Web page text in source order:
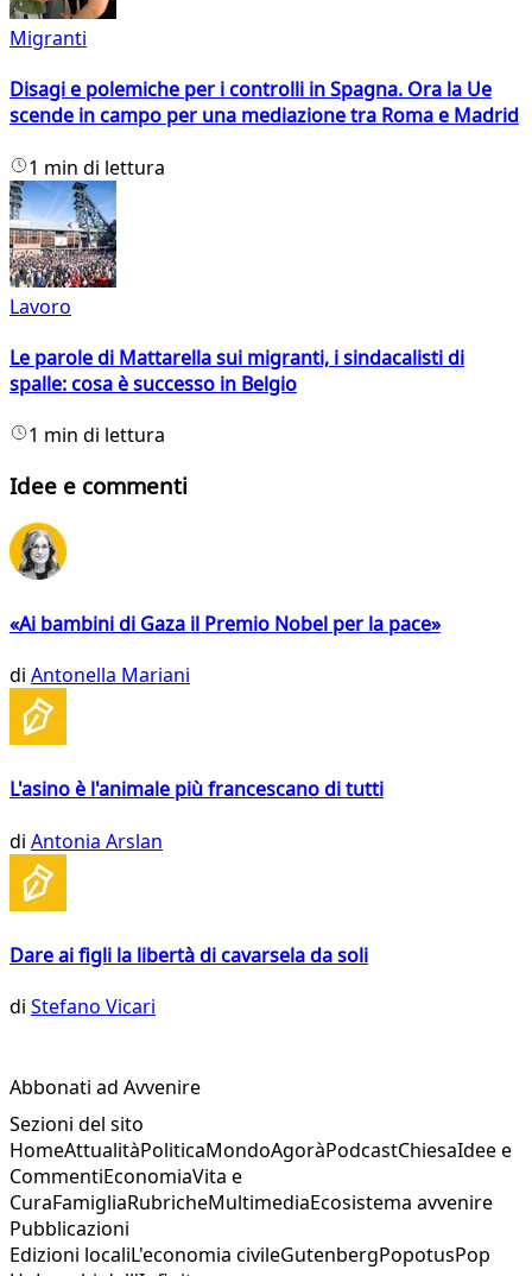
Migranti
Disagi e polemiche per i controlli in Spagna. Ora la Ue
scende in campo per una mediazione tra Roma e Madrid
1 min di lettura
Lavoro
Le parole di Mattarella sui migranti, i sindacalisti di
spalle: cosa è successo in Belgio
1 min di lettura
Idee e commenti
«Ai bambini di Gaza il Premio Nobel per la pace»
di Antonella Mariani
L'asino è l'animale più francescano di tutti
di Antonia Arslan
Dare ai figli la libertà di cavarsela da soli
di Stefano Vicari
Abbonati ad Avvenire
Sezioni del sito
HomeAttualitàPoliticaMondoAgoràPodcastChiesaIdee e
CommentiEconomiaVita e
CuraFamigliaRubricheMultimediaEcosistema avvenire
Pubblicazioni
Edizioni localiL'economia civileGutenbergPopotusPop